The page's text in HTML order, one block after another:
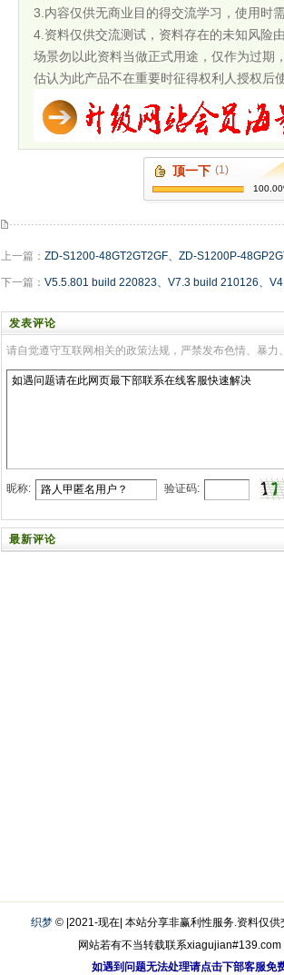
3.内容仅供无商业目的得交流学习，使用时
4.资料仅供交流测试，资料存在的未知风险
场景勿以此资料当做正式用途，仅作为过期
估认为此产品不在重要时征得权利人授权后使
顶一下 (1)
上一篇： ZD-S1200-48GT2GT2GF、ZD-S1200P-
下一篇： V5.5.801 build 220823、V7.3 build 210126、
发表评论
请自觉遵守互联网相关的政策法规，严禁发布色情、暴力
昵称: 验证码:
最新评论
织梦 © |2021-现在| 本站分享非赢利性服务.资料仅供
网站若有不当转载联系xiagujian#139.com
如遇到问题无法处理请点击下部客服免